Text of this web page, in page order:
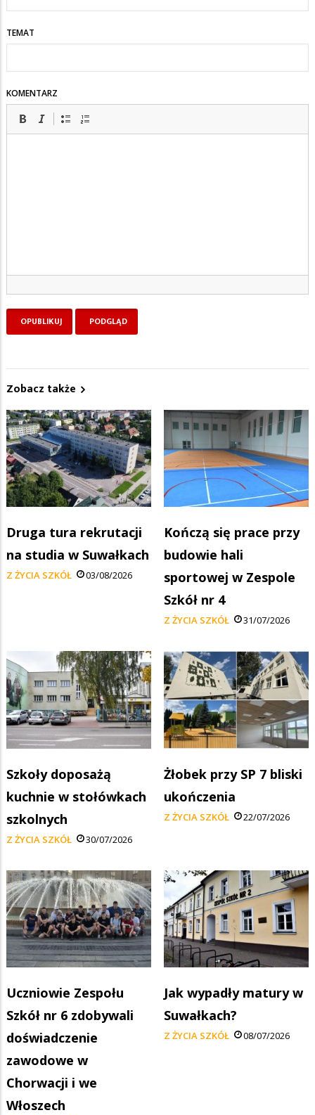
TEMAT
KOMENTARZ
Zobacz także
Druga tura rekrutacji
na studia w Suwałkach
Z ŻYCIA SZKÓŁ 03/08/2026
Kończą się prace przy
budowie hali
sportowej w Zespole
Szkół nr 4
Z ŻYCIA SZKÓŁ 31/07/2026
Szkoły doposażą
kuchnie w stołówkach
szkolnych
Z ŻYCIA SZKÓŁ 30/07/2026
Żłobek przy SP 7 bliski
ukończenia
Z ŻYCIA SZKÓŁ 22/07/2026
Uczniowie Zespołu
Szkół nr 6 zdobywali
doświadczenie
zawodowe w
Chorwacji i we
Włoszech
Jak wypadły matury w
Suwałkach?
Z ŻYCIA SZKÓŁ 08/07/2026